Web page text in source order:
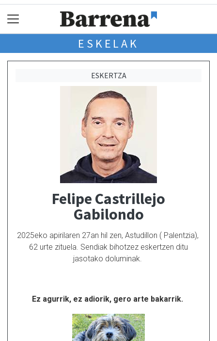
ESKELAK
ESKERTZA
Felipe Castrillejo
Gabilondo
2025eko apirilaren 27an hil zen, Astudillon ( Palentzia),
62 urte zituela. Sendiak bihotzez eskertzen ditu
jasotako doluminak.
Ez agurrik, ez adiorik, gero arte bakarrik.